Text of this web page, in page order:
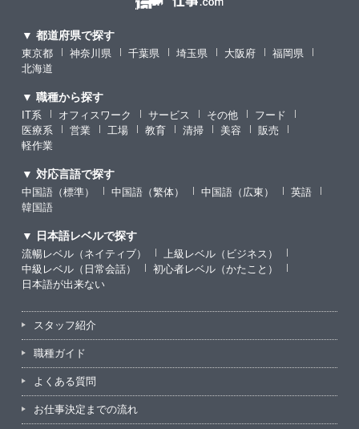
▼ 都道府県で探す
東京都 神奈川県 千葉県 埼玉県 大阪府
福岡県
北海道
▼ 職種から探す
IT系 オフィスワーク サービス その他
フード
医療系
営業 工場 教育 清掃 美容
販売
軽作業
▼ 対応言語で探す
中国語（標準） 中国語（繁体） 中国語（広東）
英語
韓国語
▼ 日本語レベルで探す
流暢レベル（ネイティブ）
上級レベル（ビジネス）
中級レベル（日常会話）
初心者レベル（かたこと）
日本語が出来ない
スタッフ紹介
職種ガイド
よくある質問
お仕事決定までの流れ